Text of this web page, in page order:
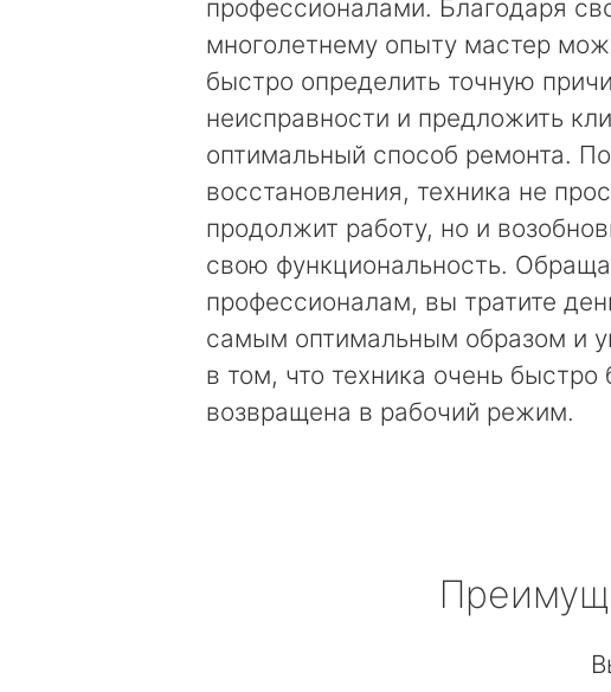
профессионалами. Благодаря
многолетнему опыту мастер
быстро определить точную
неисправности и предложить
оптимальный способ ремонта.
восстановления, техника не
продолжит работу, но и
свою функциональность.
профессионалам, вы тратите
самым оптимальным образом и
в том, что техника очень быстро
возвращена в рабочий режим.